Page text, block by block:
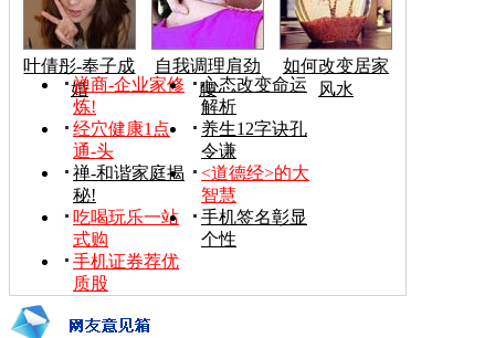
叶倩彤-奉子成
婚
自我调理肩劲
腰
如何改变居家
风水
禅商-企业家修
炼!
心态改变命运
解析
经穴健康1点
通-头
养生12字诀孔
令谦
禅-和谐家庭揭
秘!
<道德经>的大
智慧
吃喝玩乐一站
式购
手机签名彰显
个性
手机证券荐优
质股